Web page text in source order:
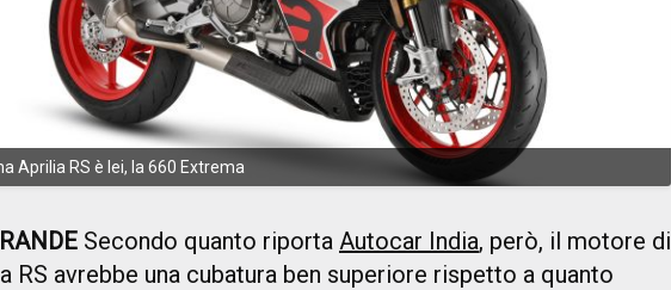
Aprilia RS è lei, la 660 Extrema
Secondo quanto riporta Autocar India, però, il motore di
RS avrebbe una cubatura ben superiore rispetto a quanto